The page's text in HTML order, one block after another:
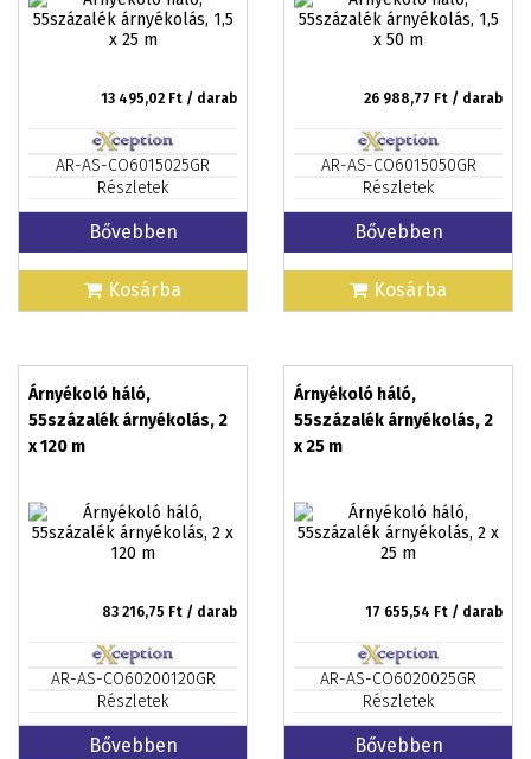
13 495,02 Ft / darab
AR-AS-CO6015025GR
Részletek
Bővebben
Kosárba
26 988,77 Ft / darab
AR-AS-CO6015050GR
Részletek
Bővebben
Kosárba
Árnyékoló háló,
55százalék árnyékolás, 2
x 120 m
83 216,75 Ft / darab
AR-AS-CO60200120GR
Részletek
Bővebben
Árnyékoló háló,
55százalék árnyékolás, 2
x 25 m
17 655,54 Ft / darab
AR-AS-CO6020025GR
Részletek
Bővebben